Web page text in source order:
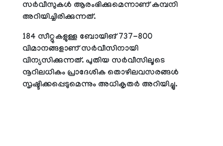
സര്‍വീസുകള്‍ ആരംഭിക്കുമെന്നാണ് കമ്പനി
അറിയിച്ചിരിക്കുന്നത്.
184 സീറ്റുകളുള്ള ബോയിങ് 737-800
വിമാനങ്ങളാണ് സര്‍വീസിനായി
വിന്യസിക്കുന്നത്. പുതിയ സര്‍വീസിലൂടെ
നൂറിലധികം പ്രാദേശിക തൊഴിലവസരങ്ങള്‍
സൃഷ്ടിക്കപ്പെടുമെന്നും അധികൃതര്‍ അറിയിച്ചു.